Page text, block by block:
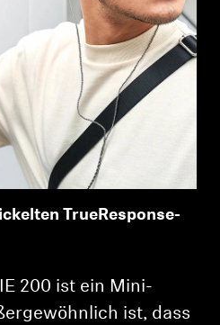
TrueResponse-
200 ist ein Mini-
ist, dass